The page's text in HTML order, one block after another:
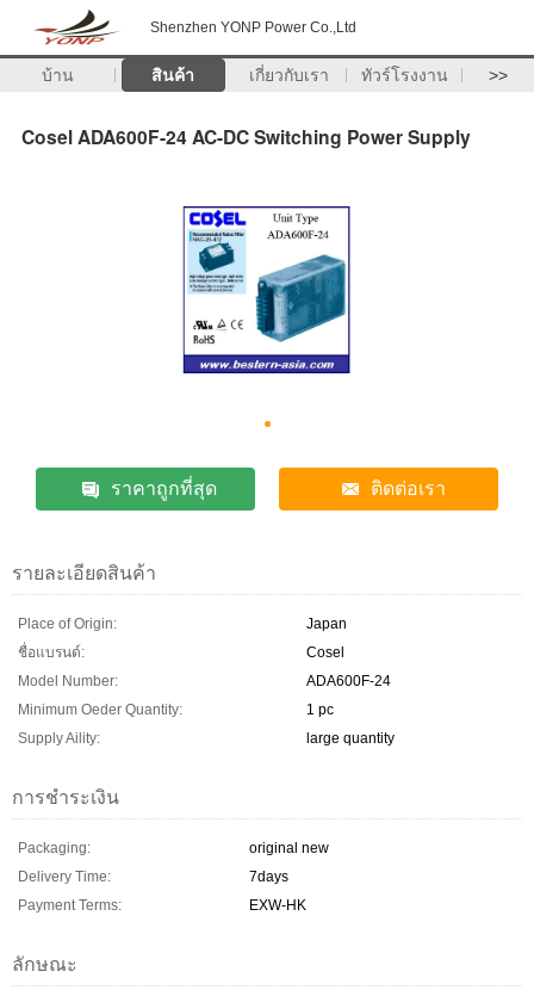
Shenzhen YONP Power Co.,Ltd
บ้าน สินค้า เกี่ยวกับเรา ทัวร์โรงงาน >>
Cosel ADA600F-24 AC-DC Switching Power Supply
ราคาถูกที่สุด ติดต่อเรา
รายละเอียดสินค้า
Place of Origin:
Japan
ชื่อแบรนด์:
Cosel
Model Number:
ADA600F-24
Minimum Oeder Quantity:
1 pc
Supply Aility:
large quantity
การชำระเงิน
Packaging:
original new
Delivery Time:
7days
Payment Terms:
EXW-HK
ลักษณะ